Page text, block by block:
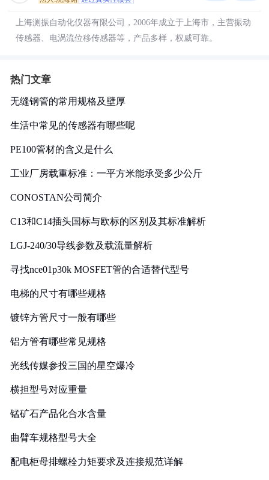
上海测振自动化仪器有限公司，2006年成立于上海市，主营振动
传感器、电涡流位移传感器等，产品多样，权威可靠。
热门文章
无缝钢管的常用规格及壁厚
生活中常见的传感器有哪些呢
PE100管材的含义是什么
工业厂房载重标准：一平方米能承受多少公斤
CONOSTAN公司简介
C13和C14插头国标与欧标的区别及其标准解析
LGJ-240/30导线参数及载流量解析
寻找nce01p30k MOSFET管的合适替代型号
电梯的尺寸有哪些规格
镀锌方管尺寸一般有哪些
铝方管有哪些常见规格
光线传媒参投三国的星空爆冷
横担型号对应重量
锰矿石产品化合水含量
曲臂车规格型号大全
配电柜母排螺栓力矩要求及连接规范详解